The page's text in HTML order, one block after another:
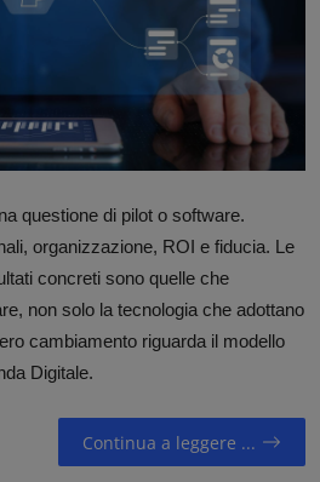
questione di pilot o software.
organizzazione, ROI e fiducia. Le
concreti sono quelle che
non solo la tecnologia che adottano
cambiamento riguarda il modello
Digitale.
Continua a leggere ...